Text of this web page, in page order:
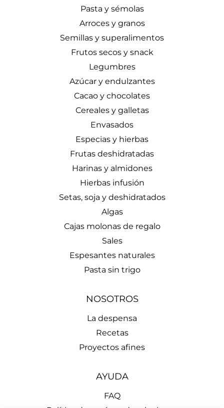
Pasta y sémolas
Arroces y granos
Semillas y superalimentos
Frutos secos y snack
Legumbres
Azúcar y endulzantes
Cacao y chocolates
Cereales y galletas
Envasados
Especias y hierbas
Frutas deshidratadas
Harinas y almidones
Hierbas infusión
Setas, soja y deshidratados
Algas
Cajas molonas de regalo
Sales
Espesantes naturales
Pasta sin trigo
NOSOTROS
La despensa
Recetas
Proyectos afines
AYUDA
FAQ